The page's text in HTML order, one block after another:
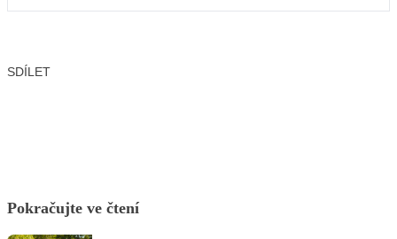
SDÍLET
Pokračujte ve čtení